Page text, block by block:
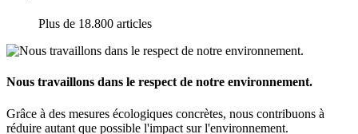
Plus de 18.800 articles
Nous travaillons dans le respect de notre environnement.
Grâce à des mesures écologiques concrètes, nous contribuons à
réduire autant que possible l'impact sur l'environnement.